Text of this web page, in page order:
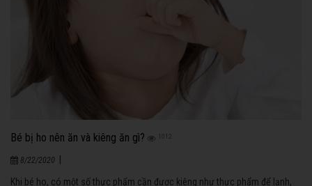
Bé bị ho nên ăn và kiêng ăn gì?
8/22/2020
Khi bé ho, có một số thực phẩm cần được kiêng như thực phẩm để lạnh,